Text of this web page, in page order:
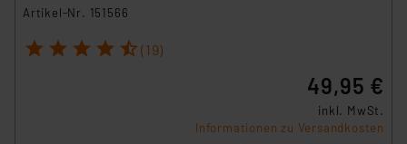
Artikel-Nr. 151566
1 2 3 4 5 (19)
49,95 €
inkl. MwSt.
Informationen zu Versandkosten